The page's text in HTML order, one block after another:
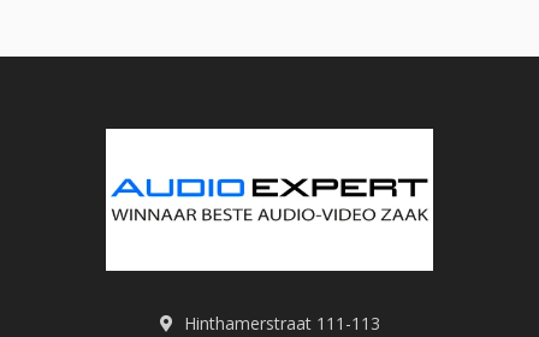
Hinthamerstraat 111-113